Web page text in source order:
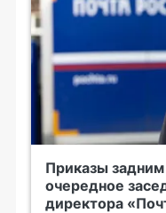
Приказы
очередное
директора